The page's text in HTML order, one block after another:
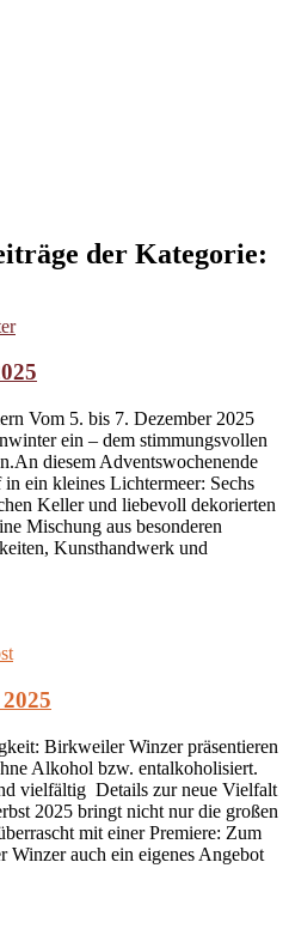
der Kategorie:
Vom 5. bis 7. Dezember 2025
ein – dem stimmungsvollen
diesem Adventswochenende
ein kleines Lichtermeer: Sechs
Keller und liebevoll dekorierten
Mischung aus besonderen
Kunsthandwerk und
Birkweiler Winzer präsentieren
Alkohol bzw. entalkoholisiert.
vielfältig Details zur neue Vielfalt
2025 bringt nicht nur die großen
mit einer Premiere: Zum
auch ein eigenes Angebot